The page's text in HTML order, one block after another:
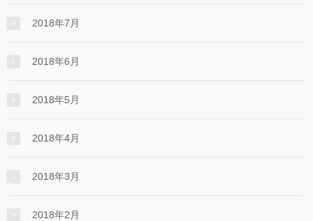
2018年7月
2018年6月
2018年5月
2018年4月
2018年3月
2018年2月